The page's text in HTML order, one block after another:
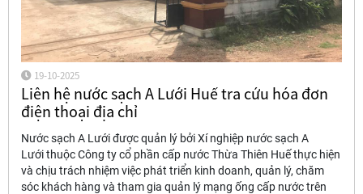
19-10-2025
Liên hệ nước sạch A Lưới Huế tra cứu hóa đơn
điện thoại địa chỉ
Nước sạch A Lưới được quản lý bởi Xí nghiệp nước sạch A
Lưới thuộc Công ty cổ phần cấp nước Thừa Thiên Huế thực hiện
và chịu trách nhiệm việc phát triển kinh doanh, quản lý, chăm
sóc khách hàng và tham gia quản lý mạng ống cấp nước trên